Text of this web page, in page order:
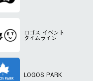
ロゴス イベント
タイムライン
LOGOS PARK